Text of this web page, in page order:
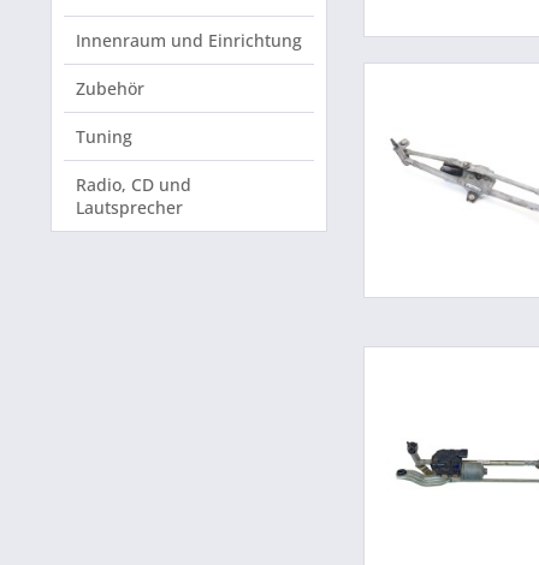
Innenraum und Einrichtung
Zubehör
Tuning
Radio, CD und
Lautsprecher